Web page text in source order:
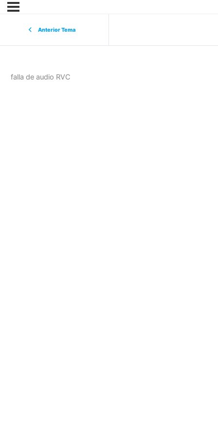
Anterior Tema
falla de audio RVC